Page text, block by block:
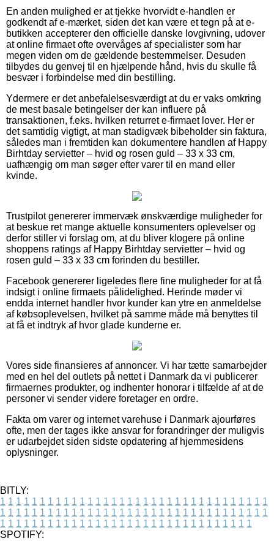
En anden mulighed er at tjekke hvorvidt e-handlen er
godkendt af e-mærket, siden det kan være et tegn på at e-
butikken accepterer den officielle danske lovgivning, udover
at online firmaet ofte overvåges af specialister som har
megen viden om de gældende bestemmelser. Desuden
tilbydes du genvej til en hjælpende hånd, hvis du skulle få
besvær i forbindelse med din bestilling.
Ydermere er det anbefalelsesværdigt at du er vaks omkring
de mest basale betingelser der kan influere på
transaktionen, f.eks. hvilken returret e-firmaet lover. Her er
det samtidig vigtigt, at man stadigvæk bibeholder sin faktura,
således man i fremtiden kan dokumentere handlen af Happy
Birhtday servietter – hvid og rosen guld – 33 x 33 cm,
uafhængig om man søger efter varer til en mand eller
kvinde.
Trustpilot genererer immervæk ønskværdige muligheder for
at beskue ret mange aktuelle konsumenters oplevelser og
derfor stiller vi forslag om, at du bliver klogere på online
shoppens ratings af Happy Birhtday servietter – hvid og
rosen guld – 33 x 33 cm forinden du bestiller.
Facebook genererer ligeledes flere fine muligheder for at få
indsigt i online firmaets pålidelighed. Herinde møder vi
endda internet handler hvor kunder kan ytre en anmeldelse
af købsoplevelsen, hvilket på samme måde må benyttes til
at få et indtryk af hvor glade kunderne er.
Vores side finansieres af annoncer. Vi har tætte samarbejder
med en hel del outlets på nettet i Danmark da vi publicerer
firmaernes produkter, og indhenter honorar i tilfælde af at de
personer vi sender videre foretager en ordre.
Fakta om varer og internet varehuse i Danmark ajourføres
ofte, men der tages ikke ansvar for forandringer der muligvis
er udarbejdet siden sidste opdatering af hjemmesidens
oplysninger.
BITLY:
1 1 1 1 1 1 1 1 1 1 1 1 1 1 1 1 1 1 1 1 1 1 1 1 1 1 1 1 1 1 1 1 1 1
1 1 1 1 1 1 1 1 1 1 1 1 1 1 1 1 1 1 1 1 1 1 1 1 1 1 1 1 1 1 1 1 1 1
1 1 1 1 1 1 1 1 1 1 1 1 1 1 1 1 1 1 1 1 1 1 1 1 1 1 1 1 1 1 1 1
SPOTIFY: